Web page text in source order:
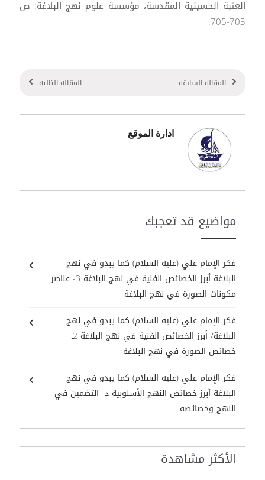
العتبة الحسينية المقدسة، مؤسسة علوم نهج البلاغة: ص
703-705.
المقالة السابقة المقالة التالية
ادارة الموقع
مواضيع قد تعجبك
فكر الإمام علي (عليه السلام) كما يبدو في نهج
البلاغة أبرز الخصائص الفنية في نهج البلاغة 3- عناصر
مكونات الصورة في نهج البلاغة
فكر الإمام علي (عليه السلام) كما يبدو في نهج
البلاغة/ أبرز الخصائص الفنية في نهج البلاغة 2ـ
خصائص الصورة في نهج البلاغة
فكر الإمام علي (عليه السلام) كما يبدو في نهج
البلاغة أبرز خصائص النهج الأسلوبية د- التضمين في
النهج وخصائصه
الأكثر مشاهدة